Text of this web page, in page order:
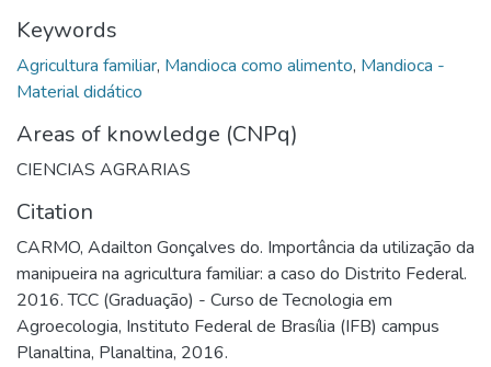
Keywords
Agricultura familiar, Mandioca como alimento, Mandioca -
Material didático
Areas of knowledge (CNPq)
CIENCIAS AGRARIAS
Citation
CARMO, Adailton Gonçalves do. Importância da utilização da
manipueira na agricultura familiar: a caso do Distrito Federal.
2016. TCC (Graduação) - Curso de Tecnologia em
Agroecologia, Instituto Federal de Brasília (IFB) campus
Planaltina, Planaltina, 2016.